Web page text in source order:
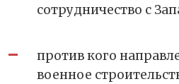
сотрудничество с
против кого
военное